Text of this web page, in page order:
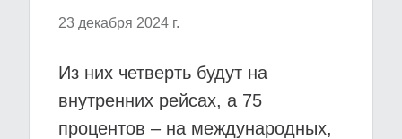
23 декабря 2024 г.
Из них четверть будут на
внутренних рейсах, а 75
процентов – на международных,